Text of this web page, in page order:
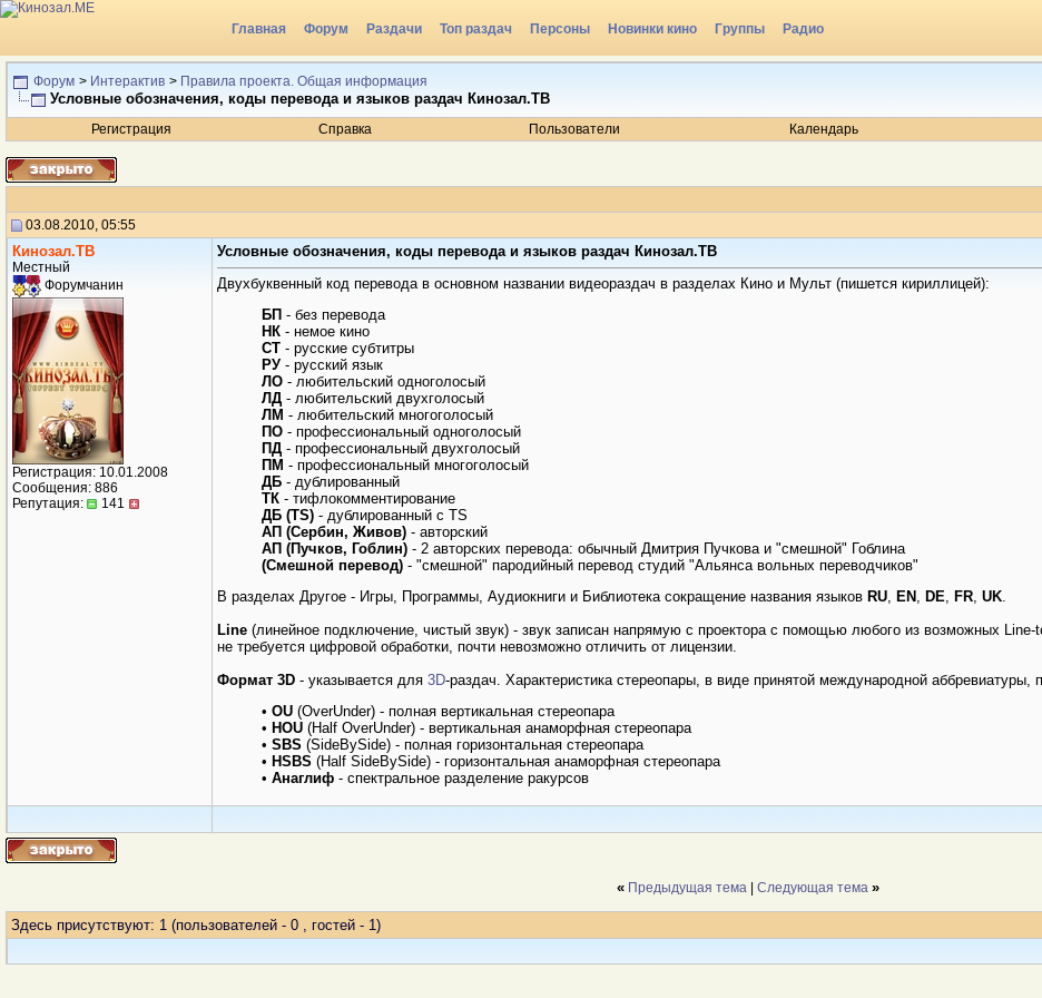
Главная Форум Раздачи Топ раздач Персоны Новинки кино Группы Радио
Форум > Интерактив > Правила проекта. Общая информация
Условные обозначения, коды перевода и языков раздач Кинозал.ТВ
Регистрация
Справка Пользователи Календарь
03.08.2010, 05:55
Кинозал.ТВ
Местный
Форумчанин
Регистрация: 10.01.2008
Сообщения: 886
Репутация:
141
Условные обозначения, коды перевода и языков раздач Кинозал.ТВ
Двухбуквенный код перевода в основном названии видеораздач в разделах Кино и Мульт (пишется кириллицей):
БП - без перевода
НК - немое кино
СТ - русские субтитры
РУ - русский язык
ЛО - любительский одноголосый
ЛД - любительский двухголосый
ЛМ - любительский многоголосый
ПО - профессиональный одноголосый
ПД - профессиональный двухголосый
ПМ - профессиональный многоголосый
ДБ - дублированный
ТК - тифлокомментирование
ДБ (TS) - дублированный с TS
АП (Сербин, Живов) - авторский
АП (Пучков, Гоблин) - 2 авторских перевода: обычный Дмитрия Пучкова и "смешной" Гоблина
(Смешной перевод) - "смешной" пародийный перевод студий "Альянса вольных переводчиков"
В разделах Другое - Игры, Программы, Аудиокниги и Библиотека сокращение названия языков RU, EN , DE, FR, UK.
Line (линейное подключение, чистый звук) - звук записан напрямую с проектора с помощью любого из возможных
не требуется цифровой обработки, почти невозможно отличить от лицензии.
Формат 3D - указывается для 3D-раздач. Характеристика стереопары, в виде принятой международной аббревиатуры,
• OU (OverUnder) - полная вертикальная стереопара
• HOU (Half OverUnder) - вертикальная анаморфная стереопара
• SBS (SideBySide) - полная горизонтальная стереопара
• HSBS (Half SideBySide) - горизонтальная анаморфная стереопара
• Анаглиф - спектральное разделение ракурсов
« Предыдущая тема Следующая тема »
Здесь присутствуют: 1 (пользователей - 0 , гостей - 1)